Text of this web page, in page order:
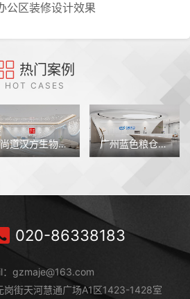
公区装修设计效果
热门案例
HOT CASES
广州蓝色粮仓科技办公室装修设计 广州市志信农业办公室装修设计
020-86338183
：gzmaje@163.com
岗街天河慧通广场A1区1423-1428室